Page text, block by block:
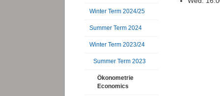
Winter Term 2024/25
Summer Term 2024
Winter Term 2023/24
Summer Term 2023
Ökonometrie
Economics